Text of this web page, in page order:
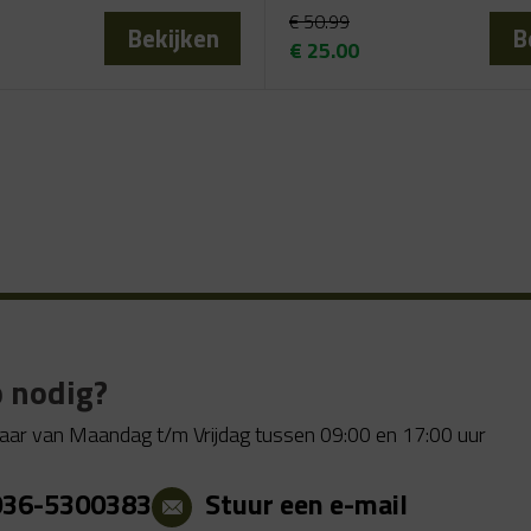
Bekijken €50.99
€ 25.00
van Maandag t/m Vrijdag tussen 09:00 en 17:00 uur
5300383 Stuur een e-mail